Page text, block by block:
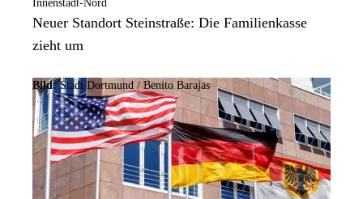
Innenstadt-Nord
Neuer Standort Steinstraße: Die Familienkasse
zieht um
Bild: Stadt Dortmund / Benito Barajas